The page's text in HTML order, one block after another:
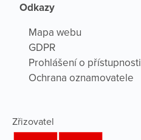
Odkazy
Mapa webu
GDPR
Prohlášení o přístupnosti
Ochrana oznamovatele
Zřizovatel